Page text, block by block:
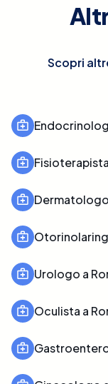
Scopri
Urologo a
Oculista a